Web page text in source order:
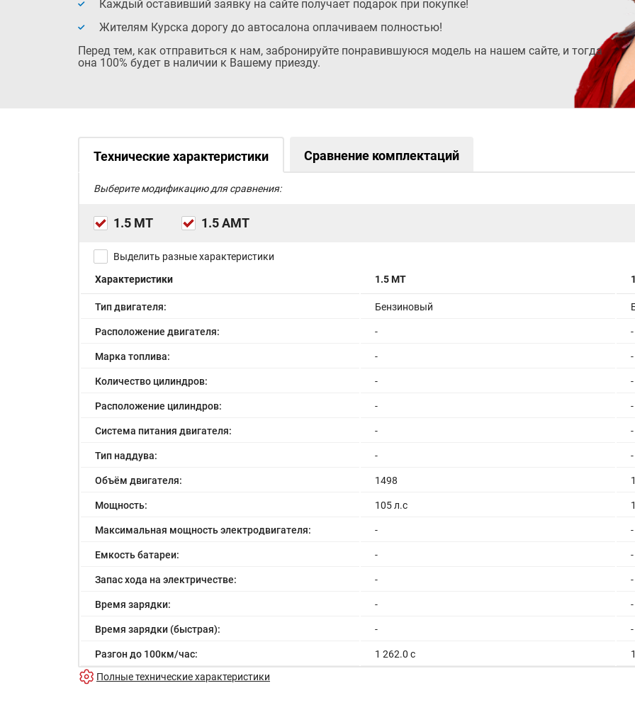
Каждый оставивший заявку на сайте получает подарок при покупке!
Жителям Курска дорогу до автосалона оплачиваем полностью!
Перед тем, как отправиться к нам, забронируйте понравившуюся модель на нашем сайте, и тогда
она 100% будет в наличии к Вашему приезду.
Технические характеристики Сравнение комплектаций
Выберите модификацию для сравнения:
1.5 МТ 1.5 AMT
Выделить разные характеристики
Характеристики
1.5 МТ
Тип двигателя: Бензиновый
Расположение двигателя: - -
Марка топлива: - -
Количество цилиндров: - -
Расположение цилиндров: - -
Система питания двигателя: - -
Тип наддува: - -
Объём двигателя: 1498
Мощность: 105 л.с
Максимальная мощность электродвигателя: - -
Емкость батареи: - -
Запас хода на электричестве: - -
Время зарядки: - -
Время зарядки (быстрая): - -
Разгон до 100км/час: 1 262.0 с
Максимальная скорость:
Полные технические характеристики